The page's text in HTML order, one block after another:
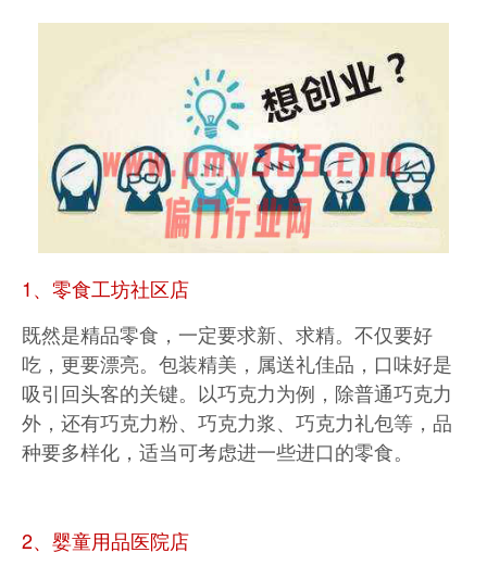
1、零食工坊社区店
既然是精品零食，一定要求新、求精。不仅要好
吃，更要漂亮。包装精美，属送礼佳品，口味好是
吸引回头客的关键。以巧克力为例，除普通巧克力
外，还有巧克力粉、巧克力浆、巧克力礼包等，品
种要多样化，适当可考虑进一些进口的零食。
2、婴童用品医院店